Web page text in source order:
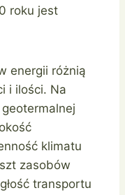
roku jest
energii różnią
i ilości. Na
klimatu
zasobów
transportu